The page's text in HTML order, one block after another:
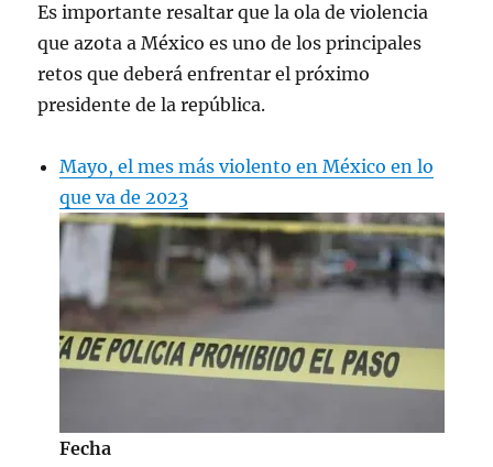
Es importante resaltar que la ola de violencia
que azota a México es uno de los principales
retos que deberá enfrentar el próximo
presidente de la república.
Mayo, el mes más violento en México en lo
que va de 2023
Fecha